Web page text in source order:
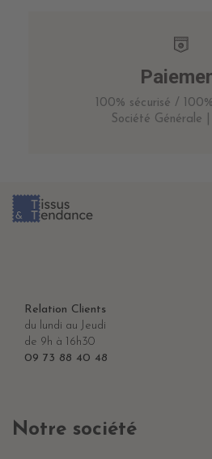
100% sécurisé /
Société Générale
Relation Clients
du lundi au Jeudi
de 9h à 16h30
09 73 88 40 48
Notre société